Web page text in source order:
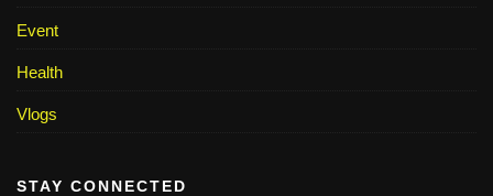
Event
Health
Vlogs
STAY CONNECTED